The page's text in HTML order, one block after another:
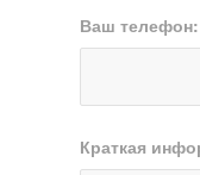
Ваш телефон:
Краткая